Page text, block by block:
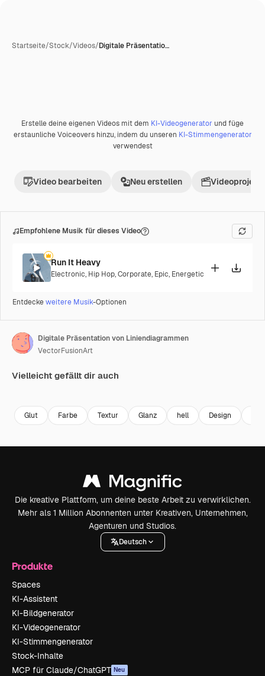
Startseite/Stock/Videos/Digitale Präsentatio…
PremiumKI-generiert
Erstelle deine eigenen Videos mit dem KI-Videogenerator und füge
erstaunliche Voiceovers hinzu, indem du unseren KI-Stimmengenerator
verwendest
Video bearbeiten Neu erstellen Videoprojekt
Empfohlene Musik für dieses Video
Run It Heavy
Electronic, Hip Hop,Corporate, Epic, Energetic
Entdeckeweitere Musik-Optionen
Digitale Präsentation von Liniendiagrammen
VectorFusionArt
Vielleicht gefällt dir auch
Glut Farbe Textur Glanz hell Design
Die kreative Plattform, um deine beste Arbeit zu verwirklichen.
Mehr als 1 Million Abonnenten unter Kreativen, Unternehmen,
Agenturen und Studios.
Deutsch
Produkte
Spaces
KI-Assistent
KI-Bildgenerator
KI-Videogenerator
KI-Stimmengenerator
Stock-Inhalte
MCP für Claude/ChatGPT Neu